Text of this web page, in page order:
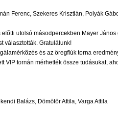
Ferenc, Szekeres Krisztián, Polyák
utolsó másodpercekben Mayer
választották. Gratulálunk!
és az öregfiúk torna
VIP tornán mérhették össze tudásukat,
Balázs, Dömötör Attila, Varga Attila